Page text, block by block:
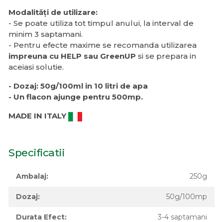
Modalități de utilizare:
- Se poate utiliza tot timpul anului, la interval de
minim 3 saptamani.
- Pentru efecte maxime se recomanda utilizarea
impreuna cu HELP sau GreenUP si se prepara in
aceiasi solutie.
- Dozaj: 50g/100ml in 10 litri de apa
- Un flacon ajunge pentru 500mp.
MADE IN ITALY
Specificatii
Ambalaj: 250g
Dozaj: 50g/100mp
Durata Efect: 3-4 saptamani